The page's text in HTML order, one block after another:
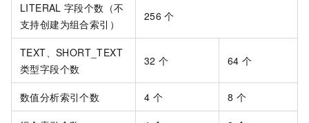
LITERAL 字段个数（不
支持创建为组合索引）
256 个
TEXT、SHORT_TEXT
类型字段个数
32 个 64 个
数值分析索引个数 4 个 8 个